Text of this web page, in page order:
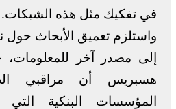
في تفكيك مثل هذه الشبكات.
واستلزم تعميق الأبحاث حول
إلى مصدر آخر
هسبريس أن مراقبي
المؤسسات البنكية